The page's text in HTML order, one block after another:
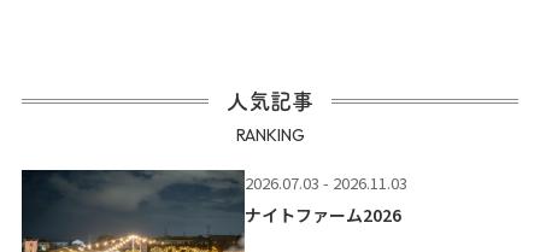
人気記事
RANKING
2026.07.03 - 2026.11.03
ナイトファーム2026